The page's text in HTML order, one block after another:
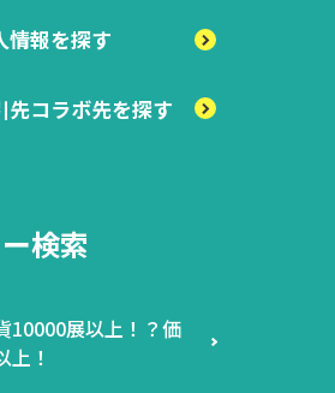
情報を探す
先コラボ先を探す
検索
10000展以上！？価
上！